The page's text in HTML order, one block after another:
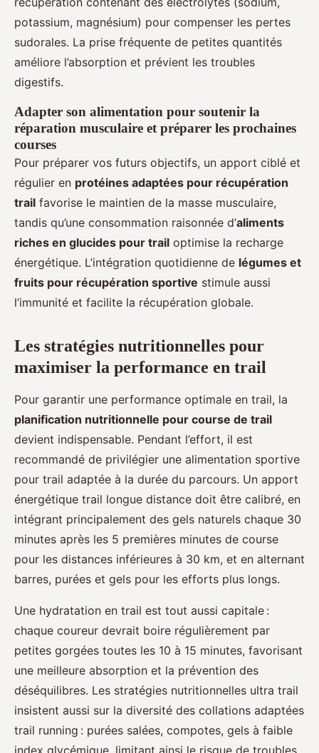
potassium, magnésium) pour compenser les pertes
sudorales. La prise fréquente de petites quantités
améliore l’absorption et prévient les troubles
digestifs.
Adapter son alimentation pour soutenir la
réparation musculaire et préparer les prochaines
courses
Pour préparer vos futurs objectifs, un apport ciblé et
régulier en protéines adaptées pour récupération
trail favorise le maintien de la masse musculaire,
tandis qu’une consommation raisonnée d’aliments
riches en glucides pour trail optimise la recharge
énergétique. L’intégration quotidienne de légumes et
fruits pour récupération sportive stimule aussi
l’immunité et facilite la récupération globale.
Les stratégies nutritionnelles pour
maximiser la performance en trail
Pour garantir une performance optimale en trail, la
planification nutritionnelle pour course de trail
devient indispensable. Pendant l’effort, il est
recommandé de privilégier une alimentation sportive
pour trail adaptée à la durée du parcours. Un apport
énergétique trail longue distance doit être calibré, en
intégrant principalement des gels naturels chaque 30
minutes après les 5 premières minutes de course
pour les distances inférieures à 30 km, et en alternant
barres, purées et gels pour les efforts plus longs.
Une hydratation en trail est tout aussi capitale :
chaque coureur devrait boire régulièrement par
petites gorgées toutes les 10 à 15 minutes, favorisant
une meilleure absorption et la prévention des
déséquilibres. Les stratégies nutritionnelles ultra trail
insistent aussi sur la diversité des collations adaptées
trail running : purées salées, compotes, gels à faible
index glycémique, limitant ainsi le risque de troubles